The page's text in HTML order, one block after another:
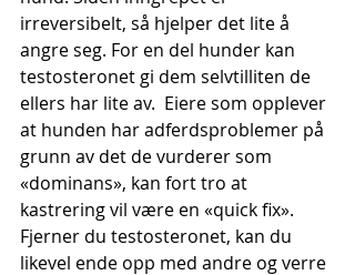
irreversibelt, så hjelper det lite å
angre seg. For en del hunder kan
testosteronet gi dem selvtilliten de
ellers har lite av.  Eiere som opplever
at hunden har adferdsproblemer på
grunn av det de vurderer som
«dominans», kan fort tro at
kastrering vil være en «quick fix».
Fjerner du testosteronet, kan du
likevel ende opp med andre og verre